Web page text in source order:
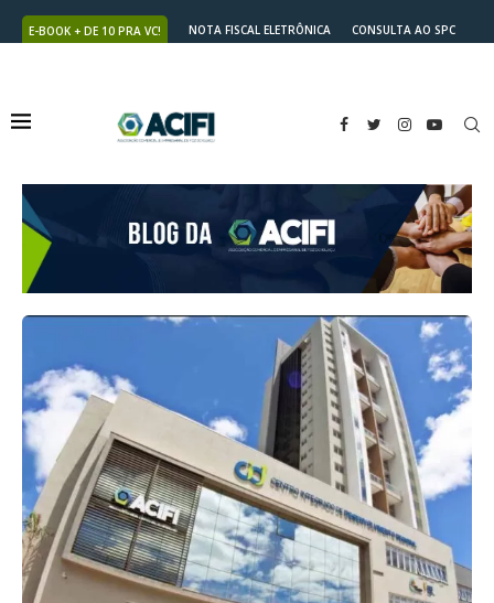
E-BOOK + DE 10 PRA VC! NOTA FISCAL ELETRÔNICA
CONSULTA AO SPC